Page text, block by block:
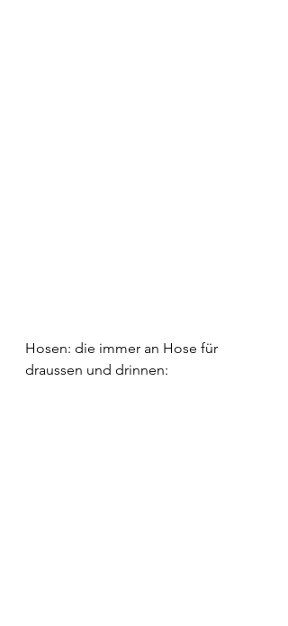
Hosen: die immer an Hose für
draussen und drinnen: